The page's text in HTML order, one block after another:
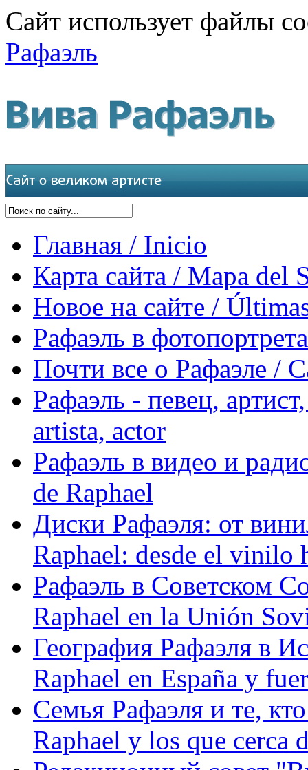
Сайт использует файлы
Рафаэль
Главная / Inicio
Карта сайта / Mapa del
Новое на сайте /
Рафаэль в
Почти все о Рафаэле /
Рафаэль - певец,
artista, actor
Рафаэль в видео и
de Raphael
Диски Рафаэля: от
Raphael: desde el vinilo
Рафаэль в Советском
Raphael en la Unión
География Рафаэля в
Raphael en España y
Семья Рафаэля и те,
Raphael y los que cerca